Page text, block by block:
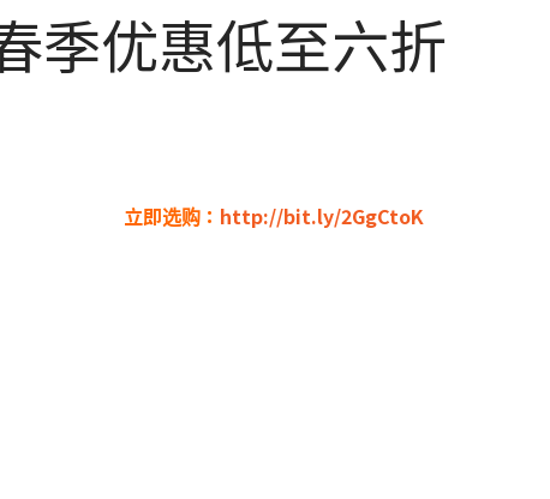
季优惠低至六折
立即选购： http://bit.ly/2GgCtoK